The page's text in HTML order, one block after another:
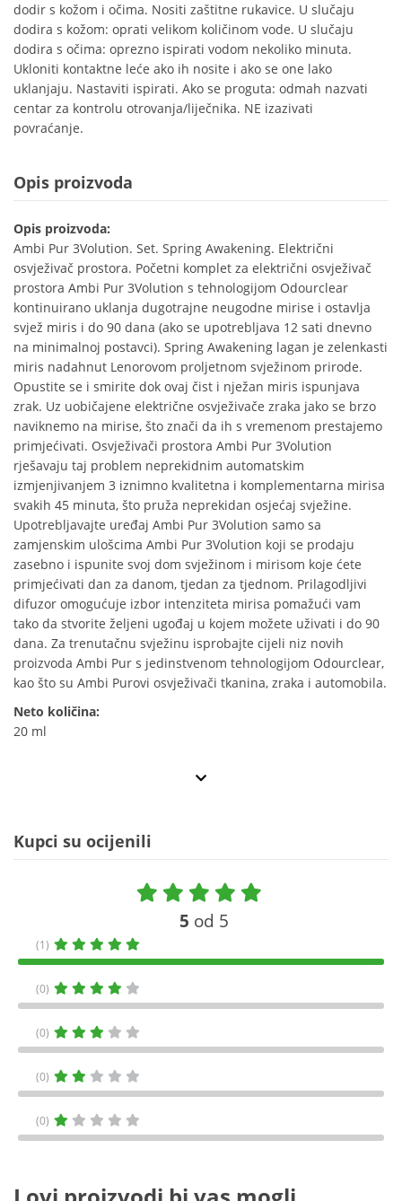
dodir s kožom i očima. Nositi zaštitne rukavice. U slučaju
dodira s kožom: oprati velikom količinom vode. U slučaju
dodira s očima: oprezno ispirati vodom nekoliko minuta.
Ukloniti kontaktne leće ako ih nosite i ako se one lako
uklanjaju. Nastaviti ispirati. Ako se proguta: odmah nazvati
centar za kontrolu otrovanja/liječnika. NE izazivati
povraćanje.
Opis proizvoda
Opis proizvoda:
Ambi Pur 3Volution. Set. Spring Awakening. Električni
osvježivač prostora. Početni komplet za električni osvježivač
prostora Ambi Pur 3Volution s tehnologijom Odourclear
kontinuirano uklanja dugotrajne neugodne mirise i ostavlja
svjež miris i do 90 dana (ako se upotrebljava 12 sati dnevno
na minimalnoj postavci). Spring Awakening lagan je zelenkasti
miris nadahnut Lenorovom proljetnom svježinom prirode.
Opustite se i smirite dok ovaj čist i nježan miris ispunjava
zrak. Uz uobičajene električne osvježivače zraka jako se brzo
naviknemo na mirise, što znači da ih s vremenom prestajemo
primjećivati. Osvježivači prostora Ambi Pur 3Volution
rješavaju taj problem neprekidnim automatskim
izmjenjivanjem 3 iznimno kvalitetna i komplementarna mirisa
svakih 45 minuta, što pruža neprekidan osjećaj svježine.
Upotrebljavajte uređaj Ambi Pur 3Volution samo sa
zamjenskim ulošcima Ambi Pur 3Volution koji se prodaju
zasebno i ispunite svoj dom svježinom i mirisom koje ćete
primjećivati dan za danom, tjedan za tjednom. Prilagodljivi
difuzor omogućuje izbor intenziteta mirisa pomažući vam
tako da stvorite željeni ugođaj u kojem možete uživati i do 90
dana. Za trenutačnu svježinu isprobajte cijeli niz novih
proizvoda Ambi Pur s jedinstvenom tehnologijom Odourclear,
kao što su Ambi Purovi osvježivači tkanina, zraka i automobila.
Neto količina:
20 ml
Kupci su ocijenili
5 od 5
(1)
(0)
(0)
(0)
(0)